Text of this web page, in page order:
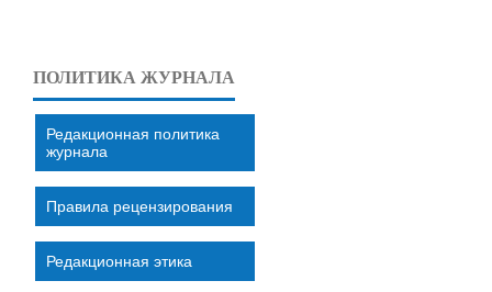
ПОЛИТИКА ЖУРНАЛА
Редакционная политика
журнала
Правила рецензирования
Редакционная этика